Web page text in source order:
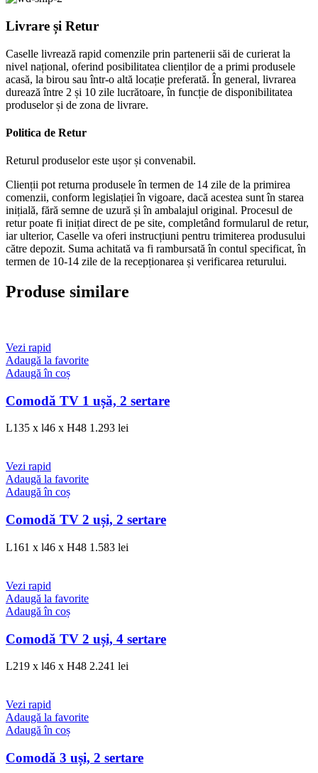
Livrare și Retur
Caselle livrează rapid comenzile prin partenerii săi de curierat la
nivel național, oferind posibilitatea clienților de a primi produsele
acasă, la birou sau într-o altă locație preferată. În general, livrarea
durează între 2 și 10 zile lucrătoare, în funcție de disponibilitatea
produselor și de zona de livrare.
Politica de Retur
Returul produselor este ușor și convenabil.
Clienții pot returna produsele în termen de 14 zile de la primirea
comenzii, conform legislației în vigoare, dacă acestea sunt în starea
inițială, fără semne de uzură și în ambalajul original. Procesul de
retur poate fi inițiat direct de pe site, completând formularul de retur,
iar ulterior, Caselle va oferi instrucțiuni pentru trimiterea produsului
către depozit. Suma achitată va fi rambursată în contul specificat, în
termen de 10-14 zile de la recepționarea și verificarea returului.
Produse similare
Vezi rapid
Adaugă la favorite
Adaugă în coș
Comodă TV 1 ușă, 2 sertare
L135 x l46 x H48 1.293 lei
Vezi rapid
Adaugă la favorite
Adaugă în coș
Comodă TV 2 uși, 2 sertare
L161 x l46 x H48 1.583 lei
Vezi rapid
Adaugă la favorite
Adaugă în coș
Comodă TV 2 uși, 4 sertare
L219 x l46 x H48 2.241 lei
Vezi rapid
Adaugă la favorite
Adaugă în coș
Comodă 3 uși, 2 sertare